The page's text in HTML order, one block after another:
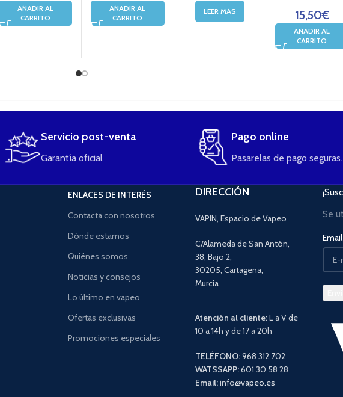
AÑADIR AL
CARRITO
AÑADIR AL
CARRITO
LEER MÁS 15,50€
AÑADIR AL
CARRITO
Servicio post-venta
Garantía oficial
Pago online
Pasarelas de pago seguras.
ENLACES DE INTERÉS
Contacta con nosotros
Dónde estamos
Quiénes somos
Noticias y consejos
Lo último en vapeo
Ofertas exclusivas
Promociones especiales
DIRECCIÓN
VAPIN, Espacio de Vapeo
C/Alameda de San Antón,
38, Bajo 2,
30205, Cartagena,
Murcia
Atención al cliente:L a V de
10 a 14h y de 17 a 20h
TELÉFONO:968 312 702
WATSSAPP:601 30 58 28
Email:info@vapeo.es
Se
Email